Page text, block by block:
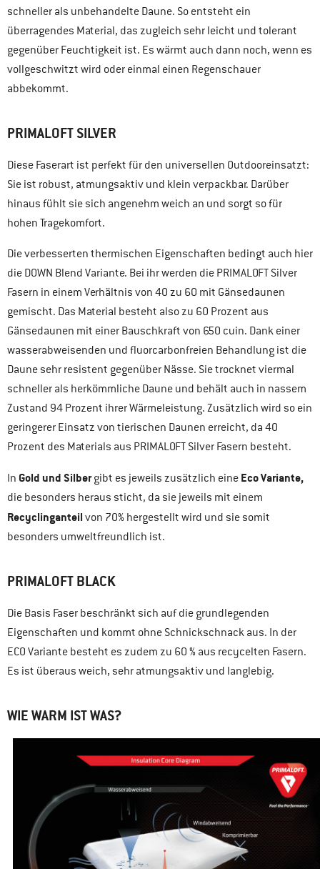
schneller als unbehandelte Daune. So entsteht ein
überragendes Material, das zugleich sehr leicht und tolerant
gegenüber Feuchtigkeit ist. Es wärmt auch dann noch, wenn es
vollgeschwitzt wird oder einmal einen Regenschauer
abbekommt.
PRIMALOFT SILVER
Diese Faserart ist perfekt für den universellen Outdooreinsatzt:
Sie ist robust, atmungsaktiv und klein verpackbar. Darüber
hinaus fühlt sie sich angenehm weich an und sorgt so für
hohen Tragekomfort.
Die verbesserten thermischen Eigenschaften bedingt auch hier
die DOWN Blend Variante. Bei ihr werden die PRIMALOFT Silver
Fasern in einem Verhältnis von 40 zu 60 mit Gänsedaunen
gemischt. Das Material besteht also zu 60 Prozent aus
Gänsedaunen mit einer Bauschkraft von 650 cuin. Dank einer
wasserabweisenden und fluorcarbonfreien Behandlung ist die
Daune sehr resistent gegenüber Nässe. Sie trocknet viermal
schneller als herkömmliche Daune und behält auch in nassem
Zustand 94 Prozent ihrer Wärmeleistung. Zusätzlich wird so ein
geringerer Einsatz von tierischen Daunen erreicht, da 40
Prozent des Materials aus PRIMALOFT Silver Fasern besteht.
In Gold und Silbergibt es jeweils zusätzlich eine Eco Variante,
die besonders heraus sticht, da sie jeweils mit einem
Recyclinganteil von 70% hergestellt wird und sie somit
besonders umweltfreundlich ist.
PRIMALOFT BLACK
Die Basis Faser beschränkt sich auf die grundlegenden
Eigenschaften und kommt ohne Schnickschnack aus. In der
ECO Variante besteht es zudem zu 60 % aus recycelten Fasern.
Es ist überaus weich, sehr atmungsaktiv und langlebig.
WIE WARM IST WAS?